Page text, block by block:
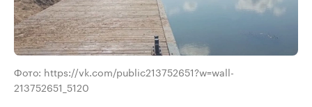
Фото: https://vk.com/public213752651?w=wall-
213752651_5120